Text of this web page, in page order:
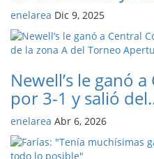
enelarea Dic 9, 2025
Newell’s le ganó
por 3-1 y salió
enelarea Abr 6, 2026